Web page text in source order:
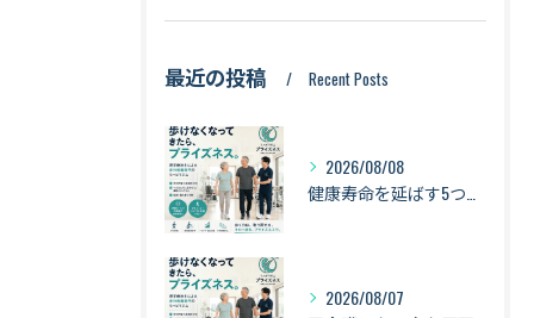
最近の投稿 Recent Posts
2026/08/08
2026/08/07